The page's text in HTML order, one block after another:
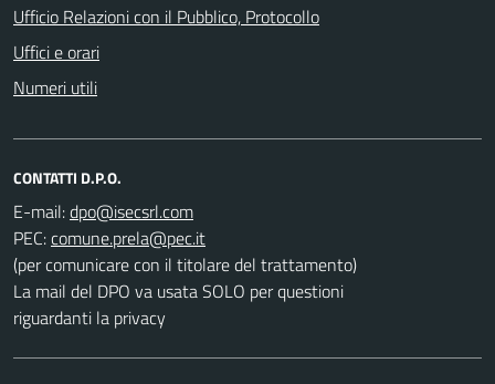
Ufficio Relazioni con il Pubblico, Protocollo
Uffici e orari
Numeri utili
CONTATTI D.P.O.
E-mail:
PEC:
(per comunicare con il titolare del trattamento)
La mail del DPO va usata SOLO per questioni
riguardanti la privacy